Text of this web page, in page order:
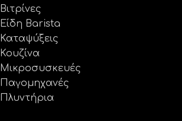
Βιτρίνες
Είδη Barista
Καταψύξεις
Κουζίνα
Μικροσυσκευές
Παγομηχανές
Πλυντήρια